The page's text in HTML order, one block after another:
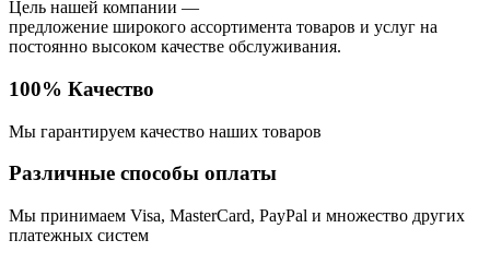
Цель нашей компании —
предложение широкого ассортимента товаров и услуг на
постоянно высоком качестве обслуживания.
100% Качество
Мы гарантируем качество наших товаров
Различные способы оплаты
Мы принимаем Visa, MasterCard, PayPal и множество других
платежных систем